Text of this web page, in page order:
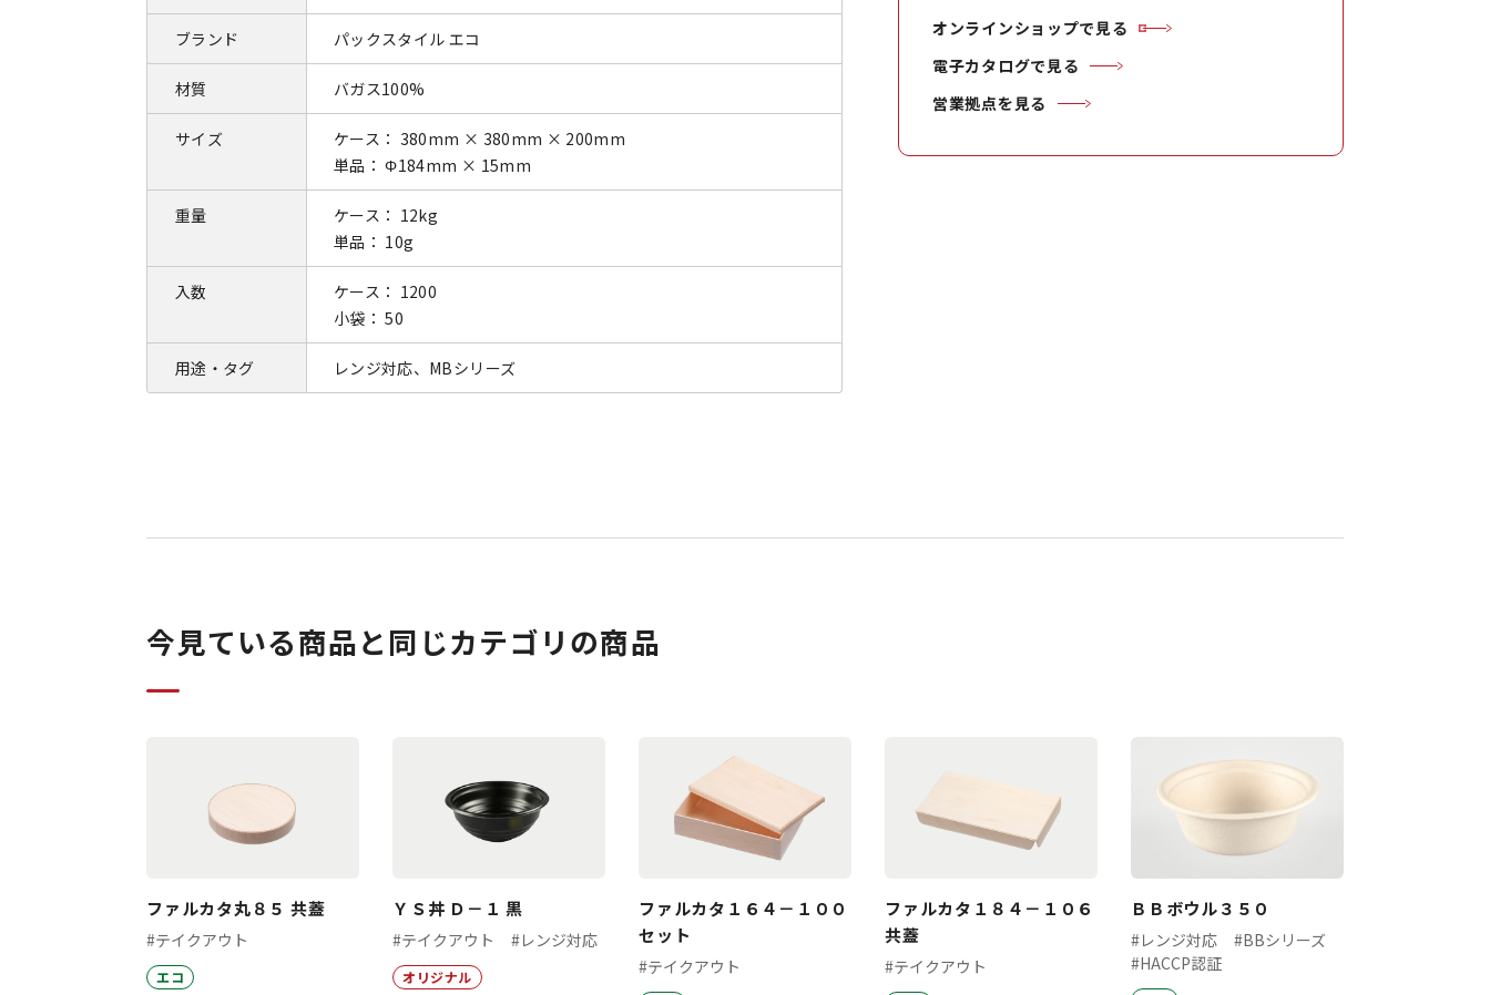
ブランド パックスタイル エコ
材質 バガス100%
サイズ
ケース： 380mm × 380mm × 200mm
単品： Φ184mm × 15mm
重量
ケース： 12kg
単品： 10g
入数
ケース： 1200
小袋： 50
用途・タグ レンジ対応、MBシリーズ
オンラインショップで見る
電子カタログで見る
営業拠点を見る
今見ている商品と同じカテゴリの商品
ファルカタ丸８５ 共蓋
#テイクアウト
エコ
ＹＳ丼 Ｄ－１ 黒
#テイクアウト #レンジ対応
オリジナル
ファルカタ１６４－１００
セット
#テイクアウト
ファルカタ１８４－１０６
共蓋
#テイクアウト
ＢＢボウル３５０
#レンジ対応
#BBシリーズ
#HACCP認証